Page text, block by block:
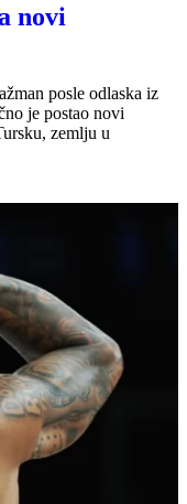
novi
posle odlaska iz
je postao novi
zemlju u